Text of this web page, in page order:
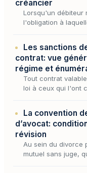
créancier
Lorsqu'un débiteur
l'obligation à
contraint de saisir
Les sanctions
contrat: vue
régime et
Tout contrat
loi à ceux qui l'ont
Mai…
La convention
d’avocat:
révision
Au sein du divorce
mutuel sans juge,